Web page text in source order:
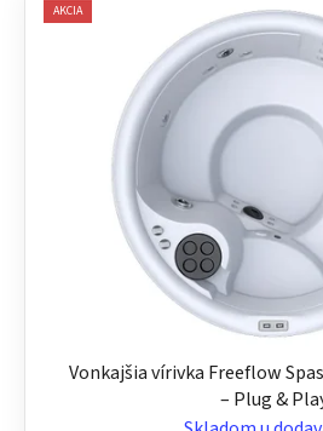
AKCIA
Vonkajšia vírivka Freeflow
– Plug &